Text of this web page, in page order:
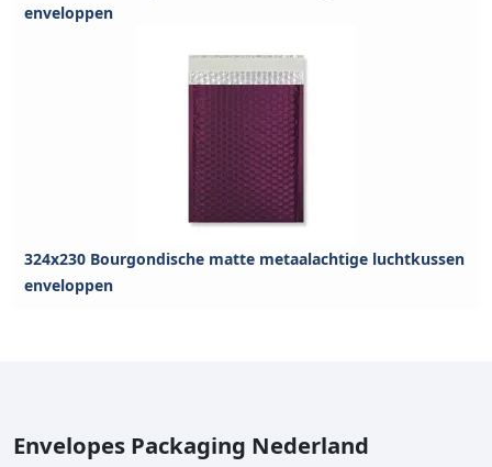
enveloppen
324x230 Bourgondische matte metaalachtige luchtkussen
enveloppen
Envelopes Packaging Nederland